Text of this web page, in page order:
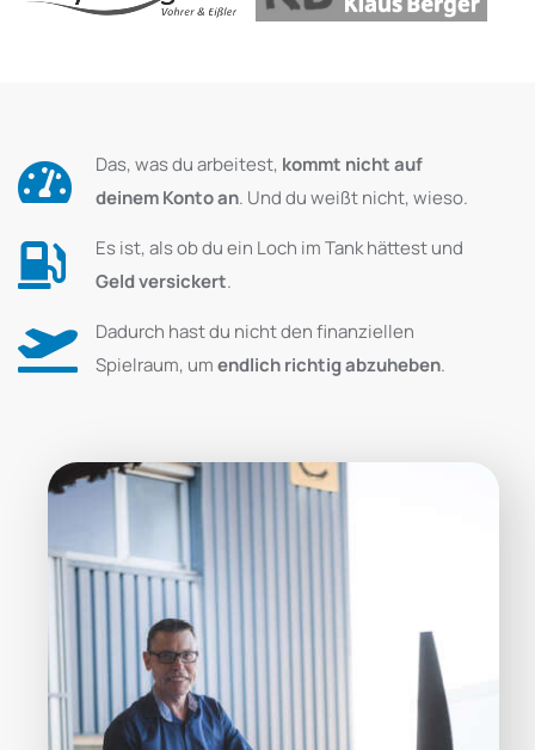
Das, was du arbeitest, kommt nicht auf
deinem Konto an. Und du weißt nicht, wieso.
Es ist, als ob du ein Loch im Tank hättest und
Geld versickert.
Dadurch hast du nicht den finanziellen
Spielraum, umendlich richtig abzuheben.